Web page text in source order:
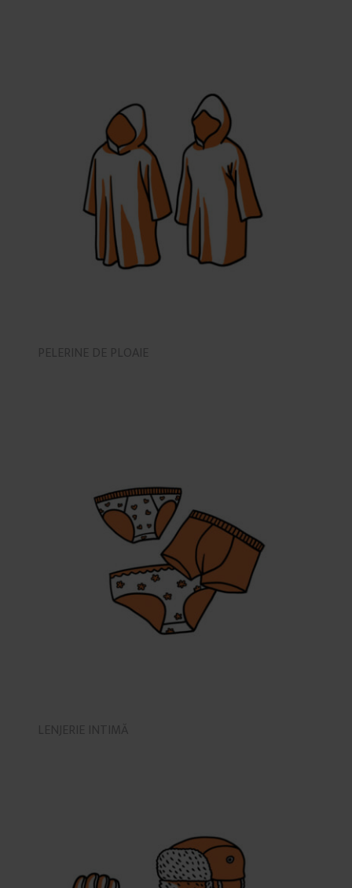
PELERINE DE PLOAIE
LENJERIE INTIMĂ